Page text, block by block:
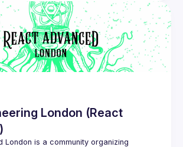
London (React
London is a community organizing